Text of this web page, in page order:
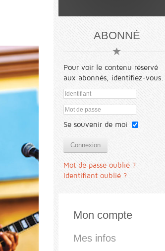
ABONNÉ
Pour voir le contenu réservé
aux abonnés, identifiez-vous.
Se souvenir de moi
Connexion
Mot de passe oublié ?
Identifiant oublié ?
Mon compte
Mes infos